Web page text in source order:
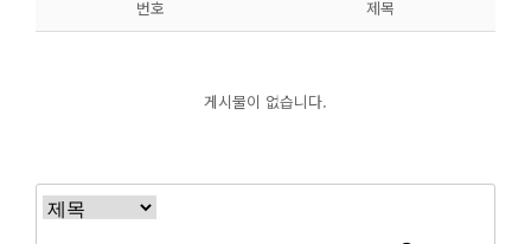
번호 제목
게시물이 없습니다.